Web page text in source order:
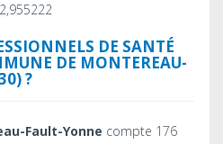
DE SANTÉ
DE MONTEREAU-
?
Fault-Yonne compte 176